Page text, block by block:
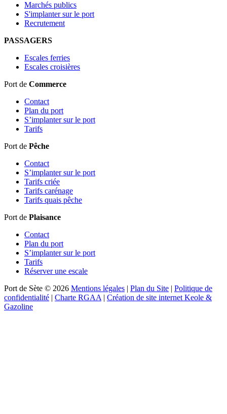
Marchés publics
S'implanter sur le port
Recrutement
PASSAGERS
Escales ferries
Escales croisières
Port de Commerce
Contact
Plan du port
S’implanter sur le port
Tarifs
Port de Pêche
Contact
S’implanter sur le port
Tarifs criée
Tarifs carénage
Tarifs quais pêche
Port de Plaisance
Contact
Plan du port
S’implanter sur le port
Tarifs
Réserver une escale
Port de Sète © 2026 Mentions légales | Plan du Site | Politique de
confidentialité | Charte RGAA | Création de site internet Keole &
Gazoline